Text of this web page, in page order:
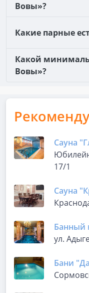
Вовы»?
Какие парные
Какой
Вовы»?
Сауна
17/1
Сауна
Банный
ул.
Бани